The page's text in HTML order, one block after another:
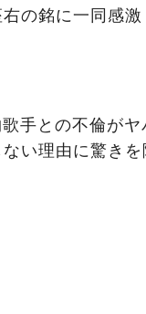
の銘に一同感激
手との不倫が
い理由に驚き